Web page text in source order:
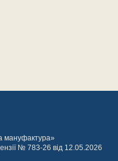
мануфактура»
№ 783-26 від 12.05.2026